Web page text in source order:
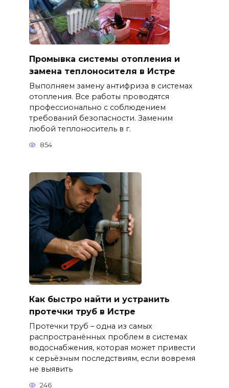
Промывка системы отопления и
замена теплоносителя в Истре
Выполняем замену антифриза в системах
отопления. Все работы проводятся
профессионально с соблюдением
требований безопасности. Заменим
любой теплоноситель в г.
854
Как быстро найти и устранить
протечки труб в Истре
Протечки труб – одна из самых
распространённых проблем в системах
водоснабжения, которая может привести
к серьёзным последствиям, если вовремя
не выявить
246